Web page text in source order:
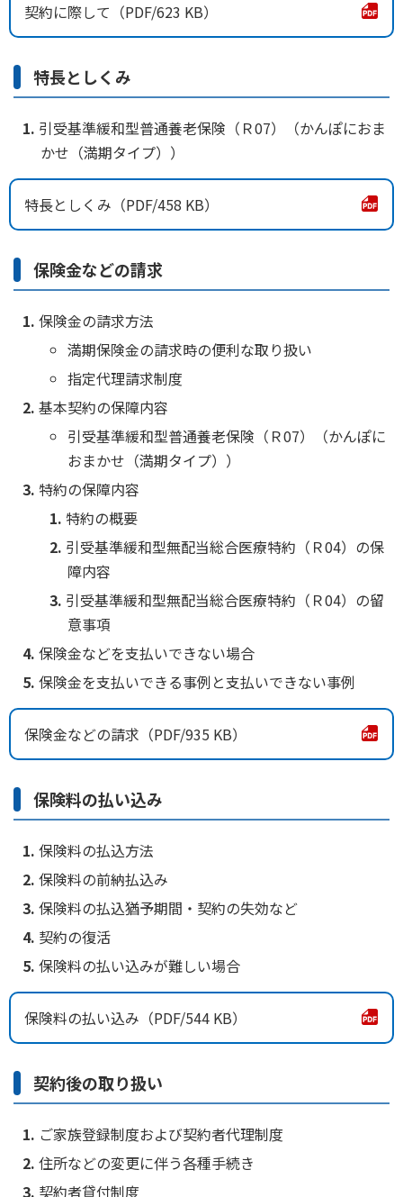
かんぽジャンクション
契約に際して 623 KB
特長としくみ
引受基準緩和型普通養老保険（Ｒ07）（かんぽにおま
かせ（満期タイプ））
特長としくみ 458 KB
保険金などの請求
保険金の請求方法
満期保険金の請求時の便利な取り扱い
指定代理請求制度
基本契約の保障内容
引受基準緩和型普通養老保険（Ｒ07）（かんぽに
おまかせ（満期タイプ））
特約の保障内容
特約の概要
引受基準緩和型無配当総合医療特約（Ｒ04）の保
障内容
引受基準緩和型無配当総合医療特約（Ｒ04）の留
意事項
保険金などを支払いできない場合
保険金を支払いできる事例と支払いできない事例
保険金などの請求 935 KB
保険料の払い込み
保険料の払込方法
保険料の前納払込み
保険料の払込猶予期間・契約の失効など
契約の復活
保険料の払い込みが難しい場合
保険料の払い込み 544 KB
契約後の取り扱い
ご家族登録制度および契約者代理制度
住所などの変更に伴う各種手続き
契約者貸付制度